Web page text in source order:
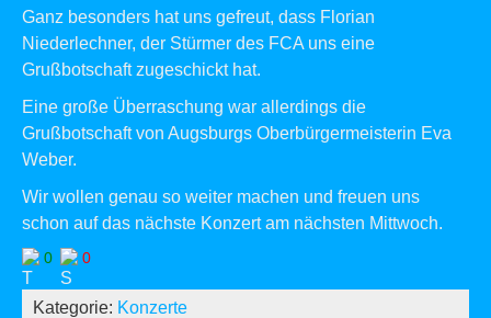
Ganz besonders hat uns gefreut, dass Florian
Niederlechner, der Stürmer des FCA uns eine
Grußbotschaft zugeschickt hat.
Eine große Überraschung war allerdings die
Grußbotschaft von Augsburgs Oberbürgermeisterin Eva
Weber.
Wir wollen genau so weiter machen und freuen uns
schon auf das nächste Konzert am nächsten Mittwoch.
0 0
Kategorie: Konzerte